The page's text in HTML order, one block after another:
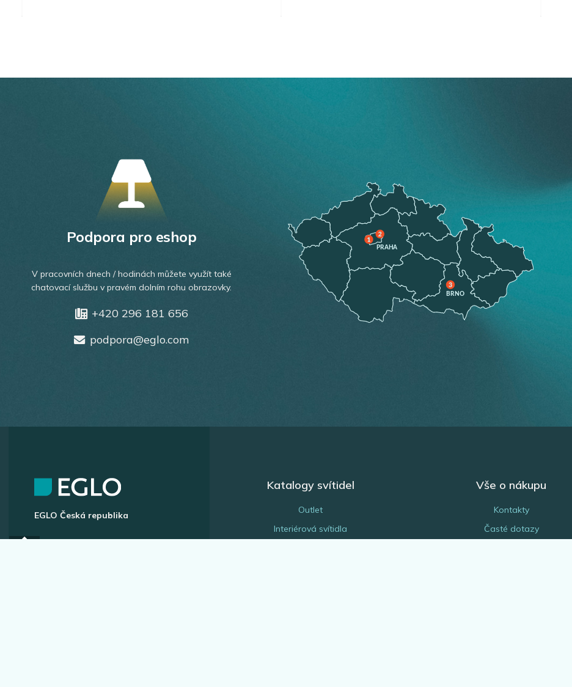
Podpora pro eshop
V pracovních dnech / hodinách můžete využít také
chatovací službu v pravém dolním rohu obrazovky.
+420 296 181 656
podpora@eglo.com
EGLO Česká republika
Katalogy svítidel
Outlet
Interiérová svítidla
Vše o nákupu
Kontakty
Časté dotazy